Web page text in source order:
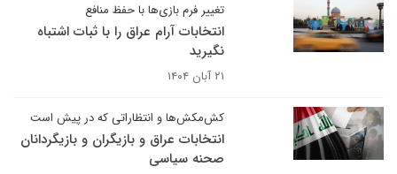
تغییر فرم بازی‌ها با حفظ منافع
انتخابات آرام عراق را با ثبات اشتباه
نگیرید
۲۱ آبان ۱۴۰۴
کش‌مکش‌ها و انتظاراتی که در پیش است
انتخابات عراق و بازیگران و بازیگردانان
صحنه سیاسی